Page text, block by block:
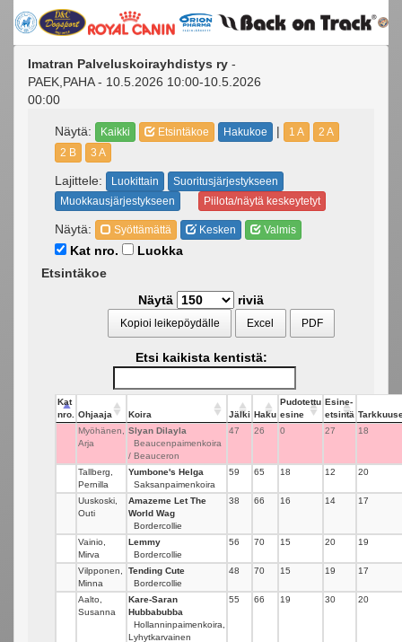
Imatran Palveluskoirayhdistys ry -
PAEK,PAHA - 10.5.2026 10:00-10.5.2026
00:00
Näytä: Kaikki Etsintäkoe Hakukoe | 1 A
2 A
2 B
3 A
Lajittele: Luokittain
Suoritusjärjestykseen
Muokkausjärjestykseen
Piilota/näytä keskeytetyt
Näytä: Syöttämättä Kesken Valmis
Kat nro.
Luokka
Etsintäkoe
Näytä
riviä
Kopioi leikepöydälle Excel PDF
Etsi kaikista kentistä:
Kat
nro.
Ohjaaja Koira Jälki Haku
Pudotettu
esine
Esine-
etsintä
Myöhänen,
Arja
Slyan Dilayla
Beaucenpaimenkoira
/ Beauceron
47 26 0 27 18
Tallberg,
Pernilla
Yumbone's Helga
Saksanpaimenkoira
59 65 18 12 20
Uuskoski,
Outi
Amazeme Let The
World Wag
Bordercollie
38 66 16 14 17
Vainio,
Mirva
Lemmy
Bordercollie
56 70 15 20 19
Vilpponen,
Minna
Tending Cute
Bordercollie
48 70 15 19 17
Aalto,
Susanna
Kare-Saran
Hubbabubba
Hollanninpaimenkoira,
Lyhytkarvainen
55 66 19 30 20